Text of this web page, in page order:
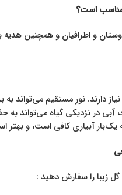
مناسب است؟
و اطرافیان و همچنین
دارند. نور مستقیم می‌تواند
آبی در نزدیکی گیاه می‌تواند
زیبا را سفارش دهید :